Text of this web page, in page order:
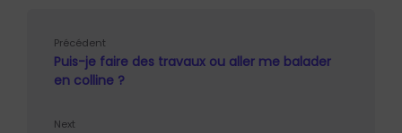
Précédent
Puis-je faire des travaux ou aller me balader
en colline ?
Next